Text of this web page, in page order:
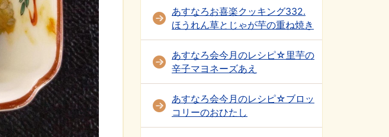
あすなろお喜楽クッキング332.
ほうれん草とじゃが芋の重ね焼き
あすなろ会今月のレシピ☆里芋の
辛子マヨネーズあえ
あすなろ会今月のレシピ☆ブロッ
コリーのおひたし